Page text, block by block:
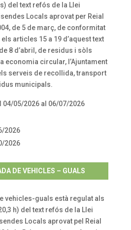
del text refós de la Llei
Locals aprovat per Reial
de 5 de març, de conformitat
articles 15 a 19 d’aquest text
8 d’abril, de residus i sòls
economia circular, l’Ajuntament
serveis de recollida, transport
municipals.
04/05/2026 al 06/07/2026
2026
2026
DE VEHICLES – GUALS
vehicles-guals està regulat als
h) del text refós de la Llei
Locals aprovat pel Reial